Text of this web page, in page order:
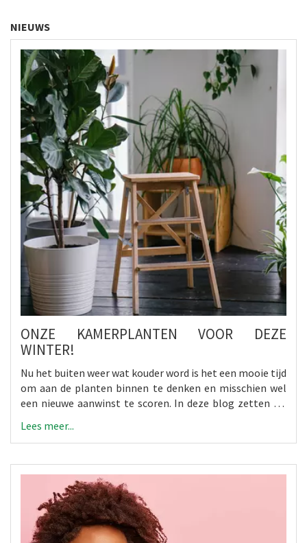
NIEUWS
ONZE KAMERPLANTEN VOOR DEZE
WINTER!
Nu het buiten weer wat kouder word is het een mooie tijd
om aan de planten binnen te denken en misschien wel
een nieuwe aanwinst te scoren. In deze blog zetten we
voor je op een rij.
Lees meer...